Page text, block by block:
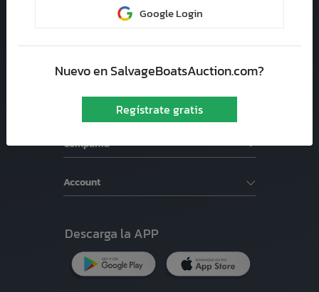
Google Login
Nuevo en SalvageBoatsAuction.com?
Regístrate gratis
Subastas de Autos
Buscador de vehiculos
Compañía
Account
Descarga la APP